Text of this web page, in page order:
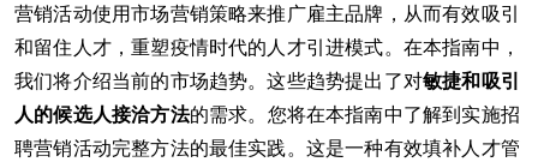
营销活动使用市场营销策略来推广雇主品牌，从而有效吸引
和留住人才，重塑疫情时代的人才引进模式。在本指南中，
我们将介绍当前的市场趋势。这些趋势提出了对敏捷和吸引
人的候选人接洽方法的需求。您将在本指南中了解到实施招
聘营销活动完整方法的最佳实践。这是一种有效填补人才管